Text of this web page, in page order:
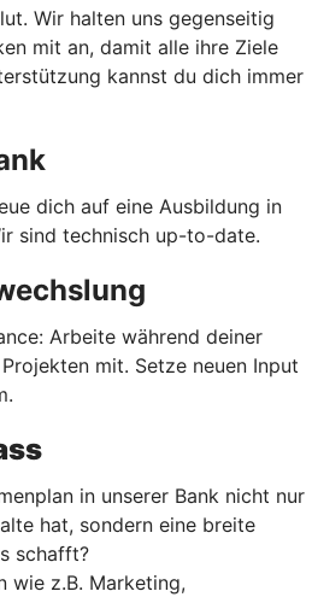
Wir halten uns gegenseitig
mit an, damit alle ihre Ziele
kannst du dich immer
dich auf eine Ausbildung in
sind technisch up-to-date.
Arbeite während deiner
mit. Setze neuen Input
in unserer Bank nicht nur
hat, sondern eine breite
schafft?
wie z.B. Marketing,